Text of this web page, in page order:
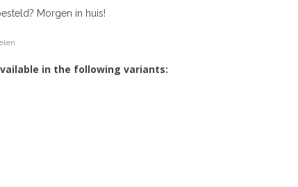
Morgen in huis!
in the following variants: